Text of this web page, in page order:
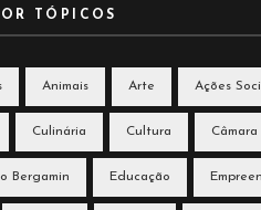
TÓPICOS
Animais Arte Ações
Culinária Cultura Câmara
Bergamin Educação